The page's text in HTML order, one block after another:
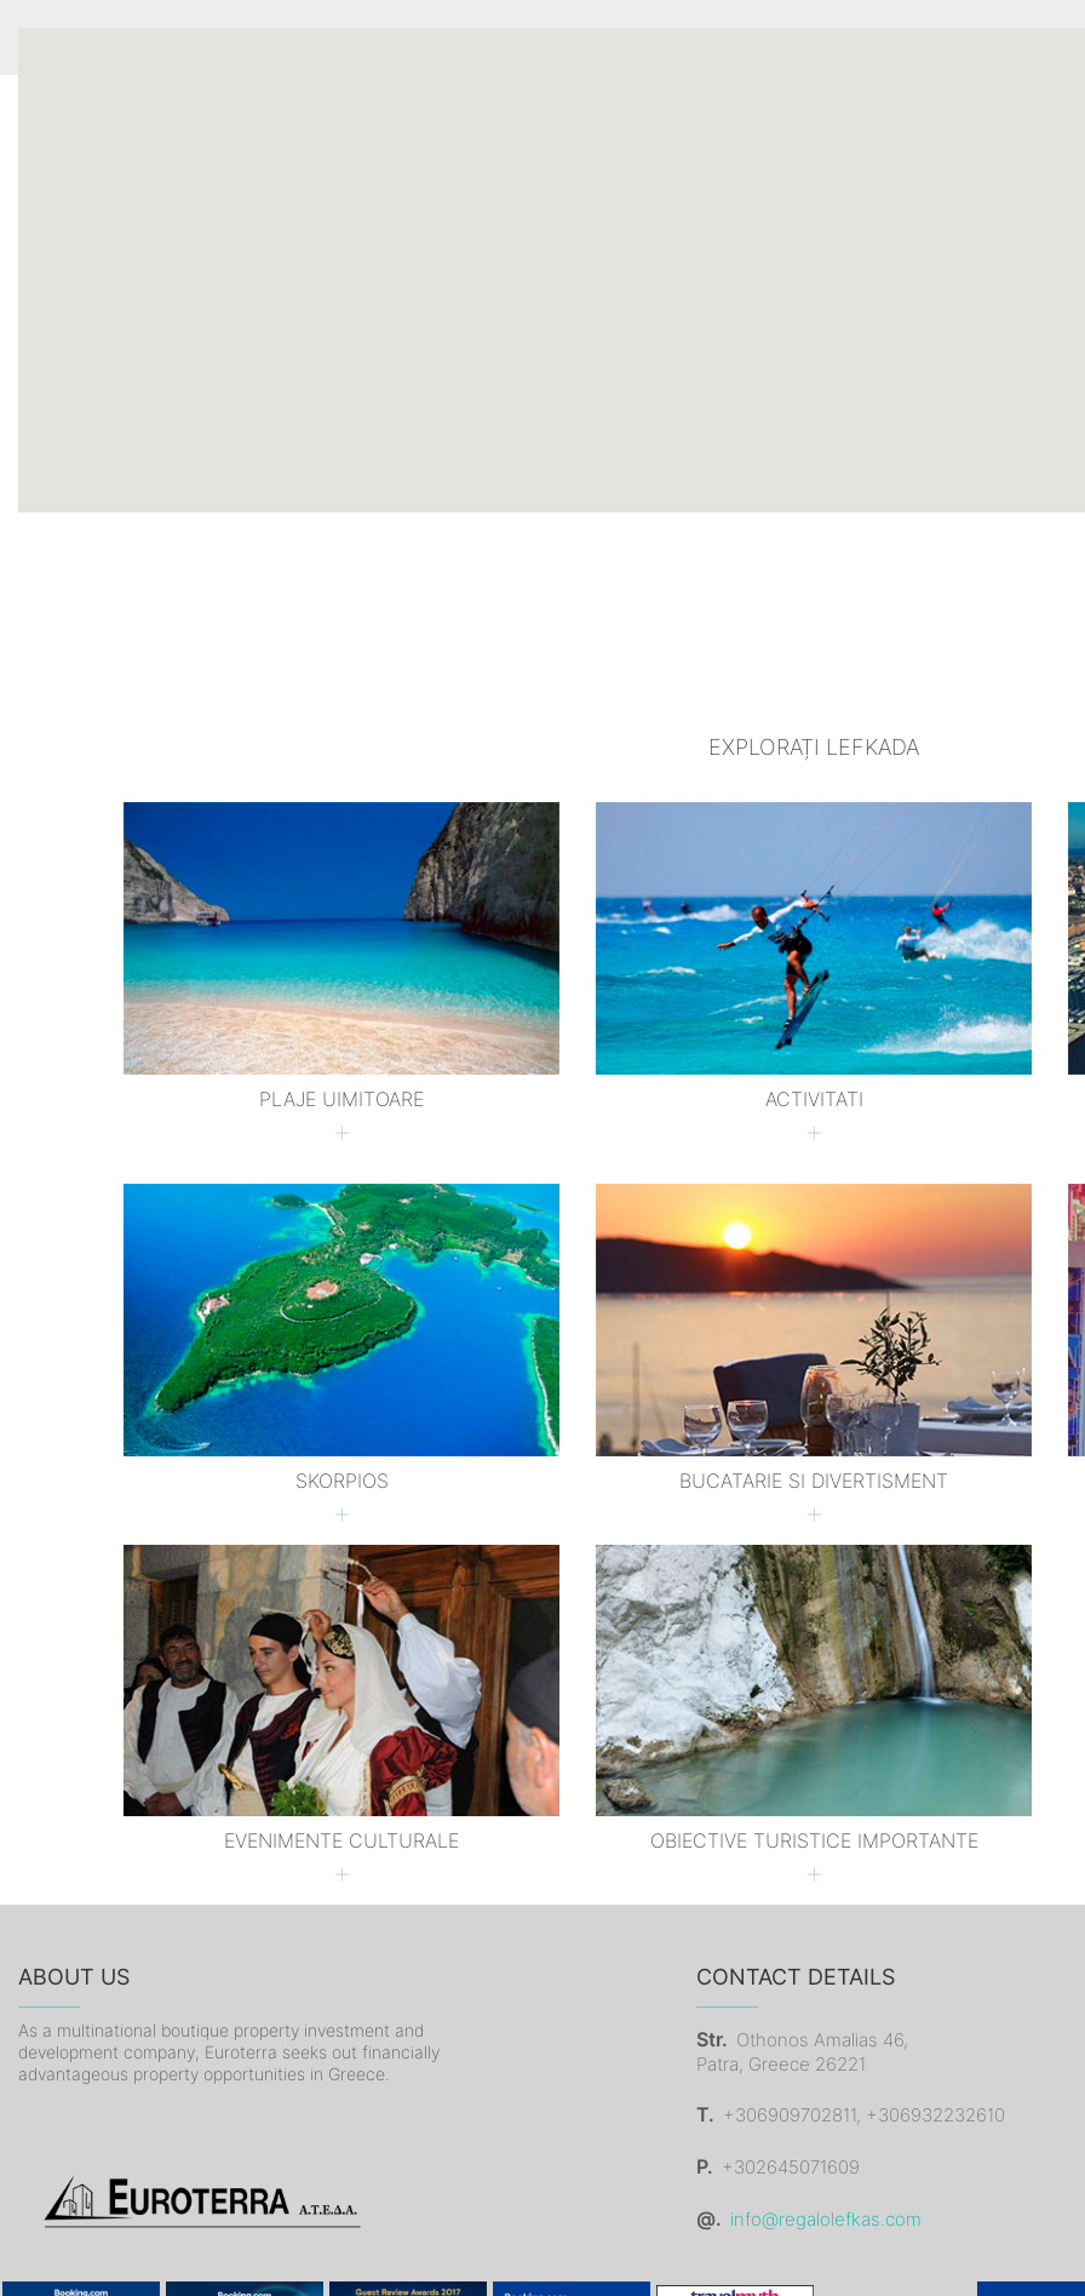
EXPLORAȚI LEFKADA
PLAJE UIMITOARE ACTIVITATI
SKORPIOS BUCATARIE SI DIVERTISMENT
EVENIMENTE CULTURALE OBIECTIVE TURISTICE IMPORTANTE
ABOUT US
As a multinational boutique property investment and
development company, Euroterra seeks out financially
advantageous property opportunities in Greece.
CONTACT DETAILS
Str. Othonos Amalias 46,
Patra, Greece 26221
T. +306909702811, +306932232610
P. +302645071609
@. info@regalolefkas.com